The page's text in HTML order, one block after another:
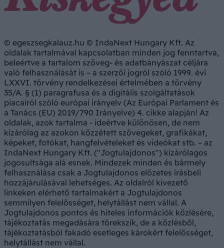
© egeszsegkalauz.hu © IndaNext Hungary Kft. Az
oldalak tartalmával kapcsolatban minden jog fenntartva,
beleértve a tartalom szöveg- és adatbányászat céljára
való felhasználását is – a szerzői jogról szóló 1999. évi
LXXVI. törvény rendelkezései értelmében a törvény
35/A. § (1) paragrafusa és a digitális szolgáltatások
piacairól szóló európai irányelv (Az Európai Parlament és
a Tanács (EU) 2019/790 Irányelve) 4. cikke alapján! Az
oldalak, azok tartalma - ideértve különösen, de nem
kizárólag az azokon közzétett szövegeket, grafikákat,
képeket, fotókat, hangfelvételeket és videókat stb. – az
IndaNext Hungary Kft. ("Jogtulajdonos") kizárólagos
jogosultsága alá esnek. Mindezek minden és bármely
felhasználása csak a Jogtulajdonos előzetes írásbeli
hozzájárulásával lehetséges. Az oldalról kivezető
linkeken elérhető tartalmakért a Jogtulajdonos
semmilyen felelősséget, helytállást nem vállal. A
Jogtulajdonos pontos és hiteles információk közlésére,
tájékoztatás megadására törekszik, de a közlésből,
tájékoztatásból fakadó esetleges károkért felelősséget,
helytállást nem vállal.